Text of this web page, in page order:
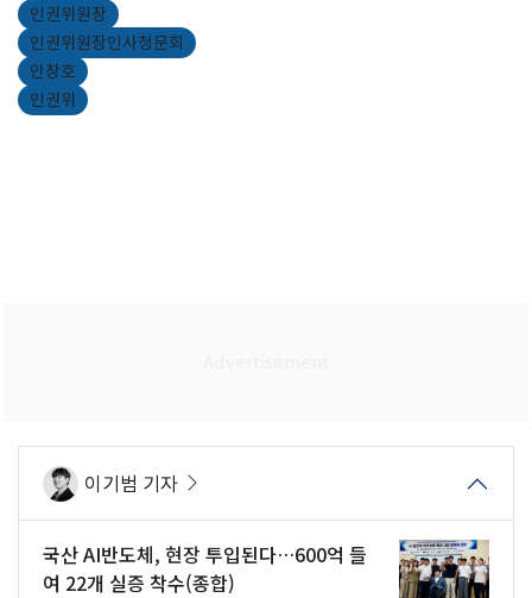
인권위원장
인권위원장인사청문회
안창호
인권위
이기범 기자
국산 AI반도체, 현장 투입된다…600억 들
여 22개 실증 착수(종합)